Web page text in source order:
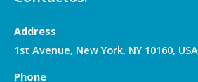
Address
1st Avenue, New York, NY 10160, USA
Phone